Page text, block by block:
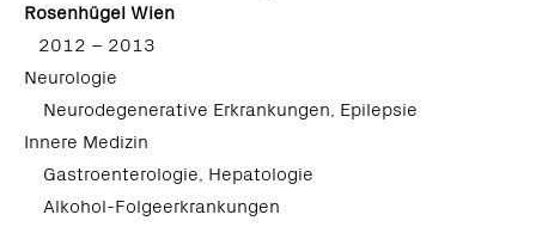
Rosenhügel Wien
2012 – 2013
Neurologie
Neurodegenerative Erkrankungen, Epilepsie
Innere Medizin
Gastroenterologie, Hepatologie
Alkohol-Folgeerkrankungen